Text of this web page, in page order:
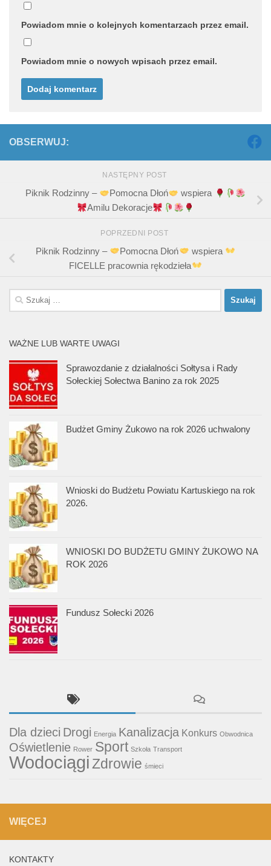
Powiadom mnie o kolejnych komentarzach przez email.
Powiadom mnie o nowych wpisach przez email.
OBSERWUJ:
NASTĘPNY POST
Piknik Rodzinny – Pomocna Dłoń
wspiera
Amilu Dekoracje
POPRZEDNI POST
Piknik Rodzinny – Pomocna Dłoń
wspiera
FICELLE pracownia rękodzieła
Szukaj:
WAŻNE LUB WARTE UWAGI
Sprawozdanie z działalności Sołtysa i Rady
Sołeckiej Sołectwa Banino za rok 2025
Budżet Gminy Żukowo na rok 2026 uchwalony
Wnioski do Budżetu Powiatu Kartuskiego na rok
2026.
WNIOSKI DO BUDŻETU GMINY ŻUKOWO NA
ROK 2026
Fundusz Sołecki 2026
Dla dzieci Drogi Energia Kanalizacja Konkurs Obwodnica
Oświetlenie Rower Sport Szkoła Transport
WodociągiZdrowie śmieci
WIĘCEJ
KONTAKTY